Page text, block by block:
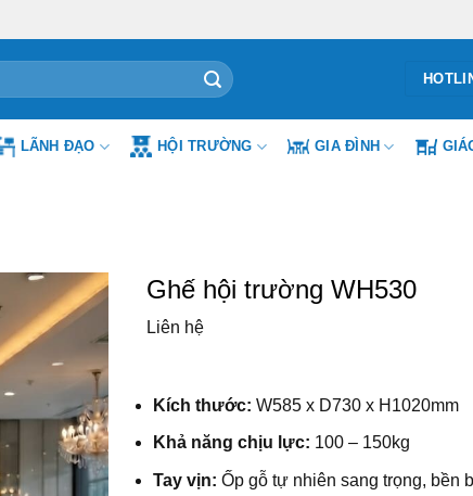
LÃNH ĐẠO HỘI TRƯỜNG GIA ĐÌNH
Ghế hội trường WH530
Liên hệ
Kích thước: W585 x D730 x H1020mm
Khả năng chịu lực: 100 – 150kg
Tay vịn: Ốp gỗ tự nhiên sang trọng, bền